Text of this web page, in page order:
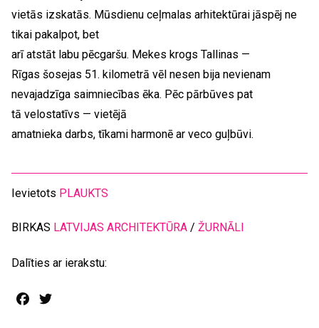
vietās izskatās. Mūsdienu ceļmalas arhitektūrai jāspēj ne
tikai pakalpot, bet
arī atstāt labu pēcgaršu. Mekes krogs Tallinas —
Rīgas šosejas 51. kilometrā vēl nesen bija nevienam
nevajadzīga saimniecības ēka. Pēc pārbūves pat
tā velostatīvs — vietējā
amatnieka darbs, tīkami harmonē ar veco guļbūvi.
Ievietots PLAUKTS
BIRKAS LATVIJAS ARCHITEKTŪRA / ŽURNĀLI
Dalīties ar ierakstu:
Facebook